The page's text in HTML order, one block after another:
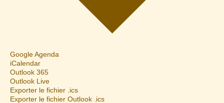
Google Agenda
iCalendar
Outlook 365
Outlook Live
Exporter le fichier .ics
Exporter le fichier Outlook .ics